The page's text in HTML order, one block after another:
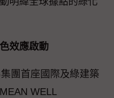
效應啟動
團首座國際及綠建築
WELL